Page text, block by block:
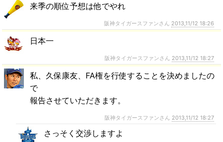
来季の順位予想は他でやれ
阪神タイガースファンさん 2013,11/12 18:26
日本一
阪神タイガースファンさん 2013,11/12 18:27
私、久保康友、FA権を行使することを決めましたの
で
報告させていただきます。
阪神タイガースファンさん 2013,11/12 18:27
さっそく交渉しますよ